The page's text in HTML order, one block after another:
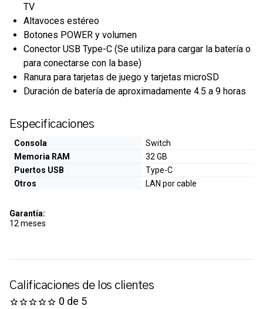
TV
Altavoces estéreo
Botones POWER y volumen
Conector USB Type-C (Se utiliza para cargar la batería o
para conectarse con la base)
Ranura para tarjetas de juego y tarjetas microSD
Duración de batería de aproximadamente 4.5 a 9 horas
Especificaciones
Consola
Switch
Memoria RAM
32 GB
Puertos USB
Type-C
Otros
LAN por cable
Garantía:
12 meses
Calificaciones de los clientes
0 de 5